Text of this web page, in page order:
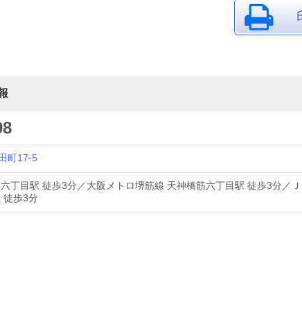
町17-5
丁目駅 徒歩3分／大阪メトロ堺筋線 天神橋筋六丁目駅 徒歩3分／Ｊ
徒歩3分